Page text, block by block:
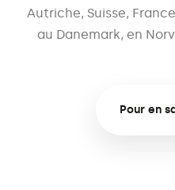
Autriche, Suisse,
au Danemark, en
Pour en